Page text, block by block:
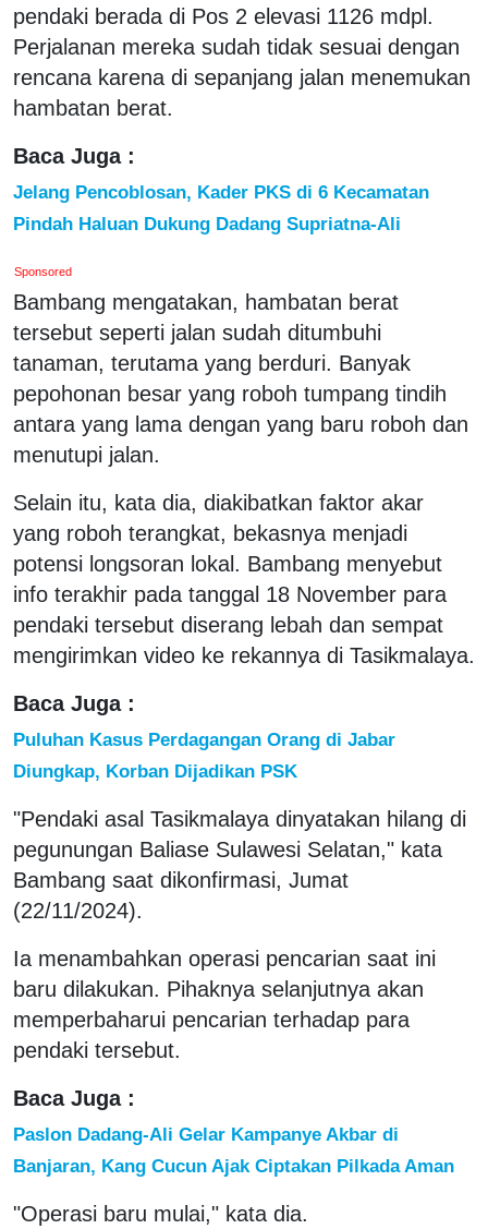
pendaki berada di Pos 2 elevasi 1126 mdpl.
Perjalanan mereka sudah tidak sesuai dengan
rencana karena di sepanjang jalan menemukan
hambatan berat.
Baca Juga :
Jelang Pencoblosan, Kader PKS di 6 Kecamatan
Pindah Haluan Dukung Dadang Supriatna-Ali
Sponsored
Bambang mengatakan, hambatan berat
tersebut seperti jalan sudah ditumbuhi
tanaman, terutama yang berduri. Banyak
pepohonan besar yang roboh tumpang tindih
antara yang lama dengan yang baru roboh dan
menutupi jalan.
Selain itu, kata dia, diakibatkan faktor akar
yang roboh terangkat, bekasnya menjadi
potensi longsoran lokal. Bambang menyebut
info terakhir pada tanggal 18 November para
pendaki tersebut diserang lebah dan sempat
mengirimkan video ke rekannya di Tasikmalaya.
Baca Juga :
Puluhan Kasus Perdagangan Orang di Jabar
Diungkap, Korban Dijadikan PSK
"Pendaki asal Tasikmalaya dinyatakan hilang di
pegunungan Baliase Sulawesi Selatan," kata
Bambang saat dikonfirmasi, Jumat
(22/11/2024).
Ia menambahkan operasi pencarian saat ini
baru dilakukan. Pihaknya selanjutnya akan
memperbaharui pencarian terhadap para
pendaki tersebut.
Baca Juga :
Paslon Dadang-Ali Gelar Kampanye Akbar di
Banjaran, Kang Cucun Ajak Ciptakan Pilkada Aman
"Operasi baru mulai," kata dia.